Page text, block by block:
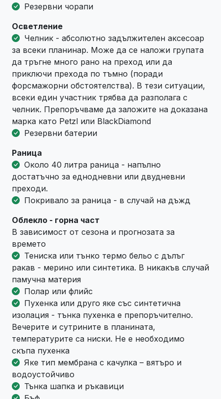
Резервни чорапи
Осветление
Челник - абсолютно задължителен аксесоар
за всеки планинар. Може да се наложи групата
да тръгне много рано на преход или да
приключи прехода по тъмно (поради
форсмажорни обстоятелства). В тези ситуации,
всеки един участник трябва да разполага с
челник. Препоръчваме да заложите на доказана
марка като Petzl или BlackDiamond
Резервни батерии
Раница
Около 40 литра раница - напълно
достатъчно за еднодневни или двудневни
преходи.
Покривало за раница - в случай на дъжд
Облекло - горна част
В зависимост от сезона и прогнозата за
времето
Тениска или тънко термо бельо с дълъг
ракав - мерино или синтетика. В никакъв случай
памучна материя
Полар или флийс
Пухенка или друго яке със синтетична
изолация - тънка пухенка е препоръчително.
Вечерите и сутрините в планината,
температурите са ниски. Не е необходимо
скъпа пухенка
Яке тип мембрана с качулка – вятъро и
водоустойчиво
Тънка шапка и ръкавици